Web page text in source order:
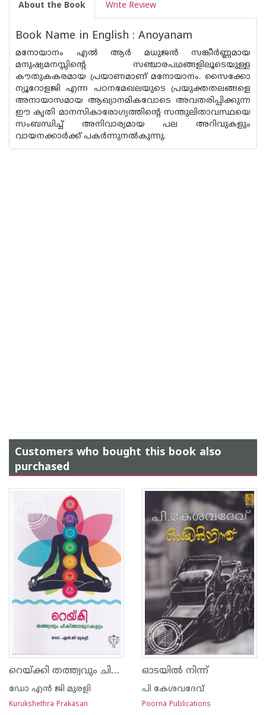
About the Book Write Review
Book Name in English : Anoyanam
മനോയാനം എൽ ആർ മധുജൻ സങ്കീർണ്ണമായ
മനുഷ്യമനസ്സിൻ്റെ സഞ്ചാരപഥങ്ങളിലൂടെയുള്ള
കൗതുകകരമായ പ്രയാണമാണ് മനോയാനം. സൈക്കോ
ന്യൂറോളജി എന്ന പഠനമേഖലയുടെ പ്രയുക്തതലങ്ങളെ
അനായാസമായ ആഖ്യാനമികവോടെ അവതരിപ്പിക്കുന്ന
ഈ കൃതി മാനസികാരോഗ്യത്തിൻ്റെ സന്തുലിതാവസ്ഥയെ
സംബന്ധിച്ച് അനിവാര്യമായ പല അറിവുകളും
വായനക്കാർക്ക് പകർന്നുനൽകുന്നു.
Customers who bought this book also
purchased
റെയ്ക്കി തത്ത്വവും ചികിത്സാമുറകളും
ഡോ എ‌ന്‍ ജി മുരളി
Kurukshethra Prakasan
ഓടയില്‍ നിന്ന്
പി കേശവദേവ്‌
Poorna Publications